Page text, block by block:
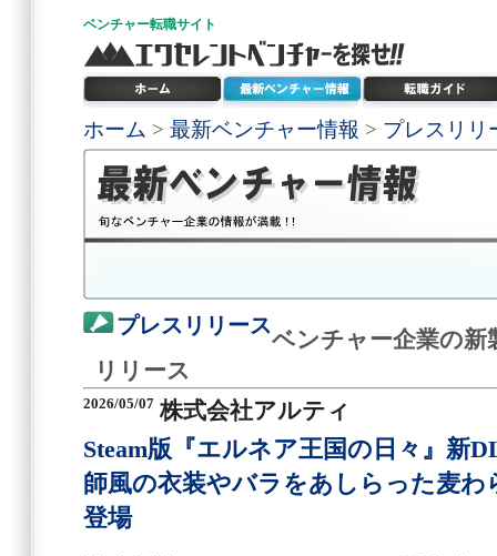
ベンチャー転職サイト
ホーム > 最新ベンチャー情報 > プレスリリ
プレスリリース
ベンチャー企業の新
リリース
2026/05/07 株式会社アルティ
Steam版『エルネア王国の日々』新
師風の衣装やバラをあしらった麦わ
登場